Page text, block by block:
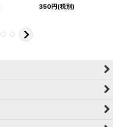
350円(税別)